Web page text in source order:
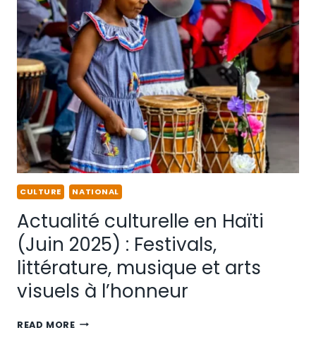
CULTURE NATIONAL
Actualité culturelle en Haïti
(Juin 2025) : Festivals,
littérature, musique et arts
visuels à l’honneur
READ MORE